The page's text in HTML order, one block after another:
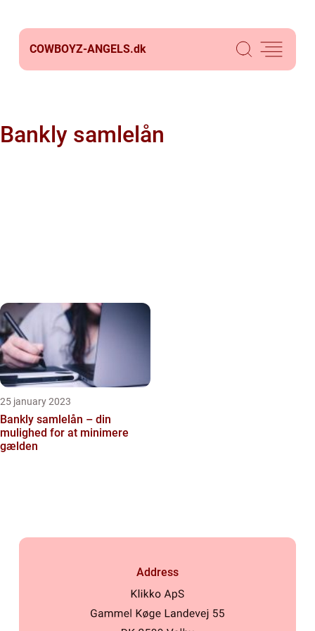
COWBOYZ-ANGELS.dk
Bankly samlelån
25 january 2023
Bankly samlelån – din
mulighed for at minimere
gælden
Address